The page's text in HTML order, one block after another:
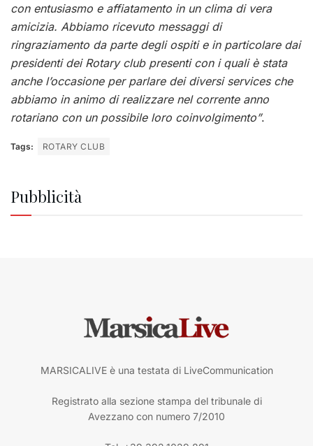
con entusiasmo e affiatamento in un clima di vera
amicizia. Abbiamo ricevuto messaggi di
ringraziamento da parte degli ospiti e in particolare dai
presidenti dei Rotary club presenti con i quali è stata
anche l’occasione per parlare dei diversi services che
abbiamo in animo di realizzare nel corrente anno
rotariano con un possibile loro coinvolgimento”.
Tags: ROTARY CLUB
Pubblicità
MARSICALIVE è una testata di LiveCommunication
Registrato alla sezione stampa del tribunale di
Avezzano con numero 7/2010